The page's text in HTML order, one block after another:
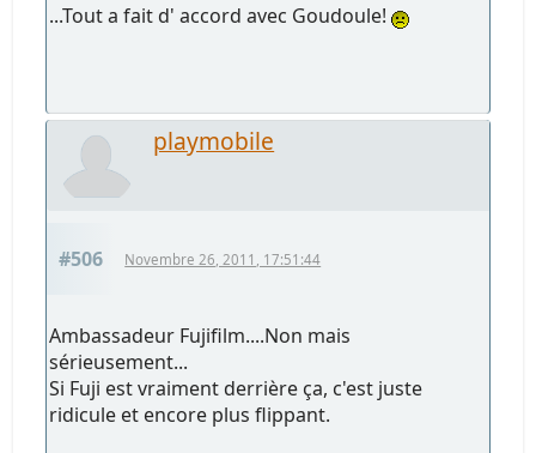
...Tout a fait d' accord avec Goudoule!
playmobile
#506 Novembre 26, 2011, 17:51:44
Ambassadeur Fujifilm....Non mais
sérieusement...
Si Fuji est vraiment derrière ça, c'est juste
ridicule et encore plus flippant.